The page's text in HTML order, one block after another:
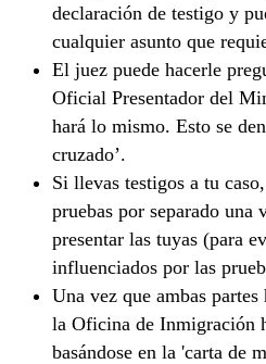
declaración de testigo y
cualquier asunto que
El juez puede hacerle
Oficial Presentador del
hará lo mismo. Esto se
cruzado’.
Si llevas testigos a tu
pruebas por separado una
presentar las tuyas (para
influenciados por las
Una vez que ambas partes
la Oficina de Inmigración
basándose en la 'carta de